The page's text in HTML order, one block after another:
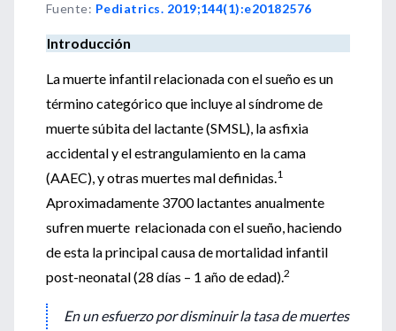
Fuente: Pediatrics. 2019;144(1):e20182576
Introducción
La muerte infantil relacionada con el sueño es un
término categórico que incluye al síndrome de
muerte súbita del lactante (SMSL), la asfixia
accidental y el estrangulamiento en la cama
(AAEC), y otras muertes mal definidas.1
Aproximadamente 3700 lactantes anualmente
sufren muerte relacionada con el sueño, haciendo
de esta la principal causa de mortalidad infantil
post-neonatal (28 días – 1 año de edad).2
En un esfuerzo por disminuir la tasa de muertes